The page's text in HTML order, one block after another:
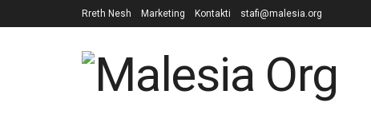
Rreth Nesh Marketing Kontakti stafi@malesia.org